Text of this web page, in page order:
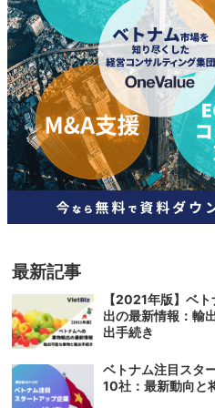
能
人材・エンジニア
ベト
最新記事
【2021年版】ベ
出の最新情報：輸
出手続き
ベトナム注目スタ
10社：最新動向と